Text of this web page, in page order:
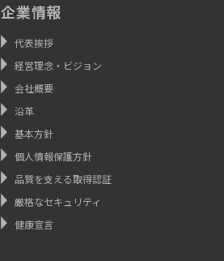
企業情報
代表挨拶
経営理念・ビジョン
会社概要
沿革
基本方針
個人情報保護方針
品質を支える取得認証
厳格なセキュリティ
健康宣言